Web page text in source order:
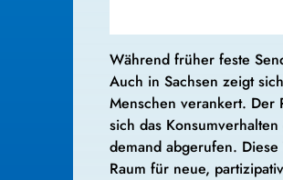
Während früher feste
Auch in Sachsen zeigt
Menschen verankert. Der
sich das
demand abgerufen.
Raum für neue,